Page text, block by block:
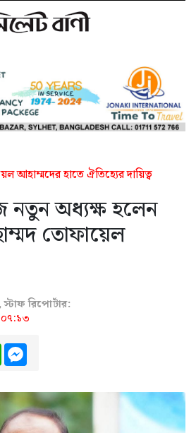
আহাম্মদের হাতে ঐতিহ্যের দায়িত্ব
অধ্যক্ষ হলেন
তোফায়েল
রিপোর্টার:
WhatsApp